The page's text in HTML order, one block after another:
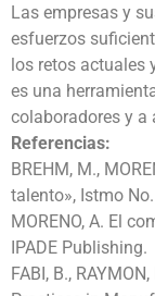
Las empresas y
esfuerzos
los retos actuales
es una
colaboradores y a
Referencias:
BREHM, M.,
talento», Istmo
MORENO, A. El
IPADE Publishing.
FABI, B.,